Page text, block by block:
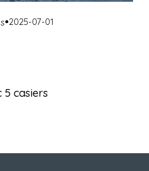
2025-07-01
5 casiers